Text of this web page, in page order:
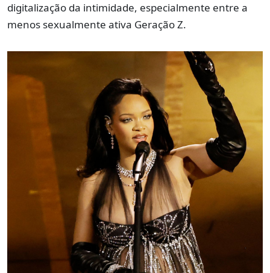
digitalização da intimidade, especialmente entre a
menos sexualmente ativa Geração Z.